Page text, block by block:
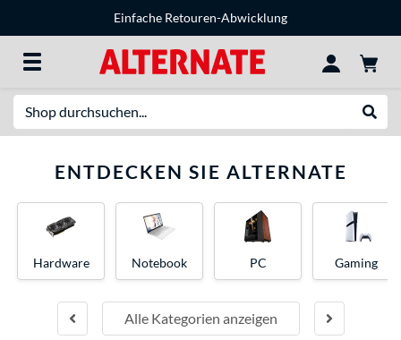
Einfache Retouren-Abwicklung
ENTDECKEN SIE ALTERNATE
Alle Kategorien anzeigen
Hardware Notebook PC Gaming